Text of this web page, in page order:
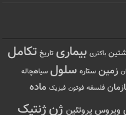
باکتری بیماری تاریخ تکامل
زمین ستاره سلول سیاهچاله
فلسفه فوتون فیزیک ماده
ویروس پروتئین ژنژنتیک